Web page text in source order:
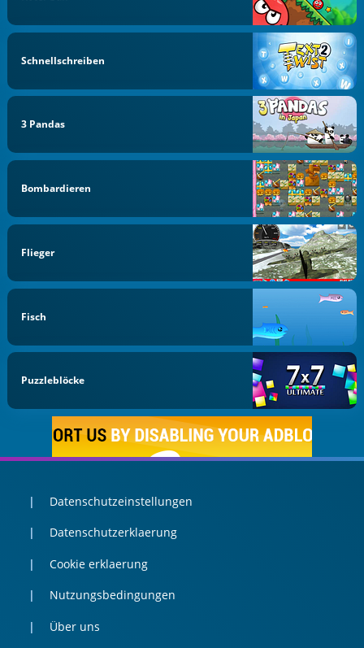
Schnellschreiben
3 Pandas
Bombardieren
Flieger
Fisch
Puzzleblöcke
Datenschutzeinstellungen
Datenschutzerklaerung
Cookie erklaerung
Nutzungsbedingungen
Über uns